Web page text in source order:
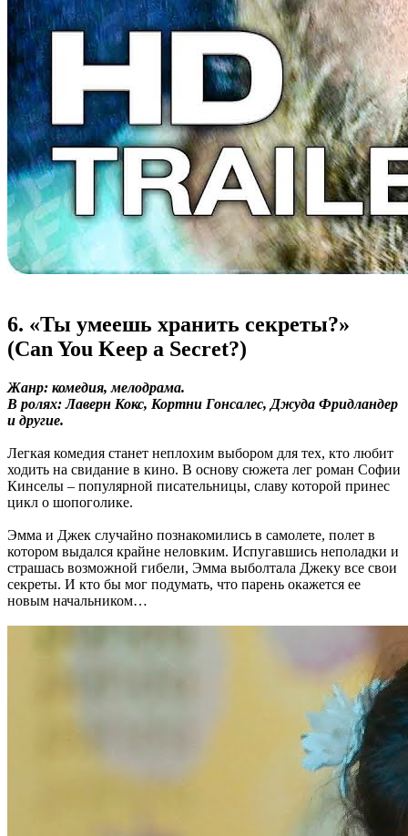
6. «Ты умеешь хранить секреты?»
(Can You Keep a Secret?)
Жанр: комедия, мелодрама.
В ролях: Лаверн Кокс, Кортни Гонсалес, Джуда Фридландер
и другие.
Легкая комедия станет неплохим выбором для тех, кто любит
ходить на свидание в кино. В основу сюжета лег роман Софии
Кинселы – популярной писательницы, славу которой принес
цикл о шопоголике.
Эмма и Джек случайно познакомились в самолете, полет в
котором выдался крайне неловким. Испугавшись неполадки и
страшась возможной гибели, Эмма выболтала Джеку все свои
секреты. И кто бы мог подумать, что парень окажется ее
новым начальником…